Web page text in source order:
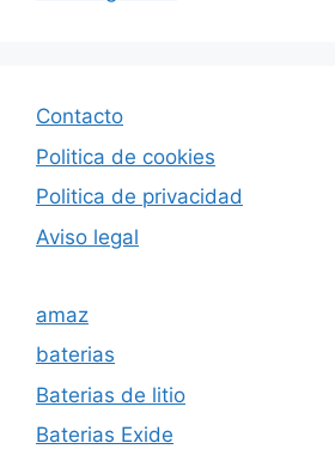
Contacto
Politica de cookies
Politica de privacidad
Aviso legal
amaz
baterias
Baterias de litio
Baterias Exide